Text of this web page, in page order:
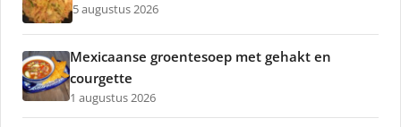
5 augustus 2026
Mexicaanse groentesoep met gehakt en
courgette
1 augustus 2026